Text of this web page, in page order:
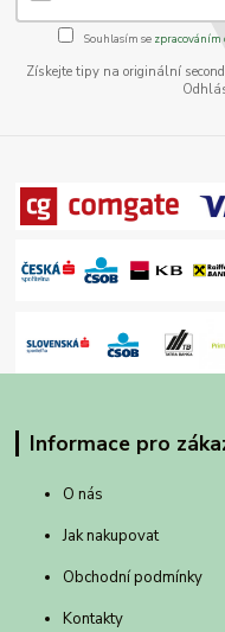
Souhlasím se zpracováním
Získejte tipy na originální
Informace pro
O nás
Jak nakupovat
Obchodní podmínky
Kontakty